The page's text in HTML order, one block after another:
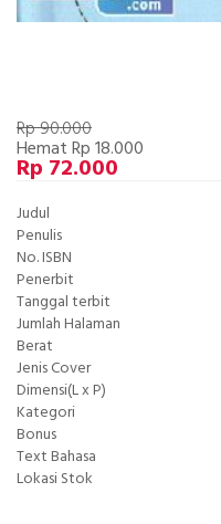
Rp 90.000
Hemat Rp 18.000
Rp 72.000
Judul
Penulis
No. ISBN
Penerbit
Tanggal terbit
Jumlah Halaman
Berat
Jenis Cover
Dimensi(L x P)
Kategori
Bonus
Text Bahasa
Lokasi Stok